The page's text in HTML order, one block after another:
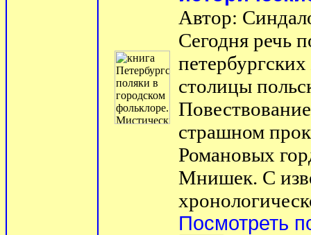
Автор:
Сегодня речь
столицы
страшном
Романовых
Мнишек. С
Посмотреть